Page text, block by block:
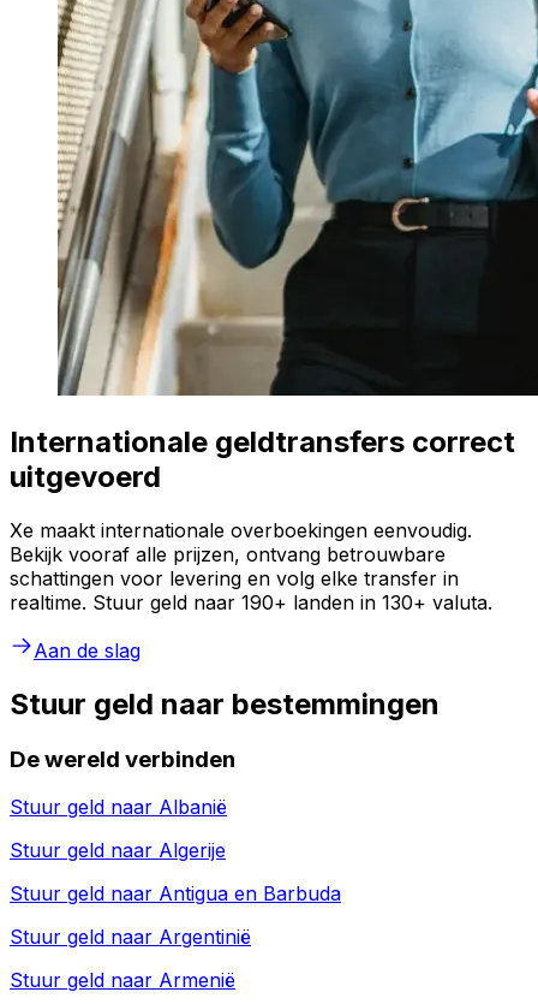
Internationale geldtransfers correct
uitgevoerd
Xe maakt internationale overboekingen eenvoudig.
Bekijk vooraf alle prijzen, ontvang betrouwbare
schattingen voor levering en volg elke transfer in
realtime. Stuur geld naar 190+ landen in 130+ valuta.
Aan de slag
Stuur geld naar bestemmingen
De wereld verbinden
Stuur geld naar Albanië
Stuur geld naar Algerije
Stuur geld naar Antigua en Barbuda
Stuur geld naar Argentinië
Stuur geld naar Armenië